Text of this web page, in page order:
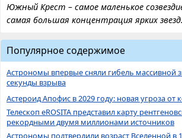
Южный Крест – самое маленькое
самая большая концентрация ярких звезд.
Популярное содержимое
Астрономы впервые сняли гибель массивной
секунды взрыва
Астероид Апофис в 2029 году: новая угроза от
Телескоп eROSITA представил карту
рекордными двумя миллионами источников
Астрономы подтвердили возраст Вселенной в